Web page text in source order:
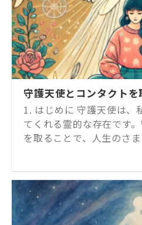
守護天使とコンタクトを
1. はじめに 守護天使は、
てくれる霊的な存在です
を取ることで、人生のさ